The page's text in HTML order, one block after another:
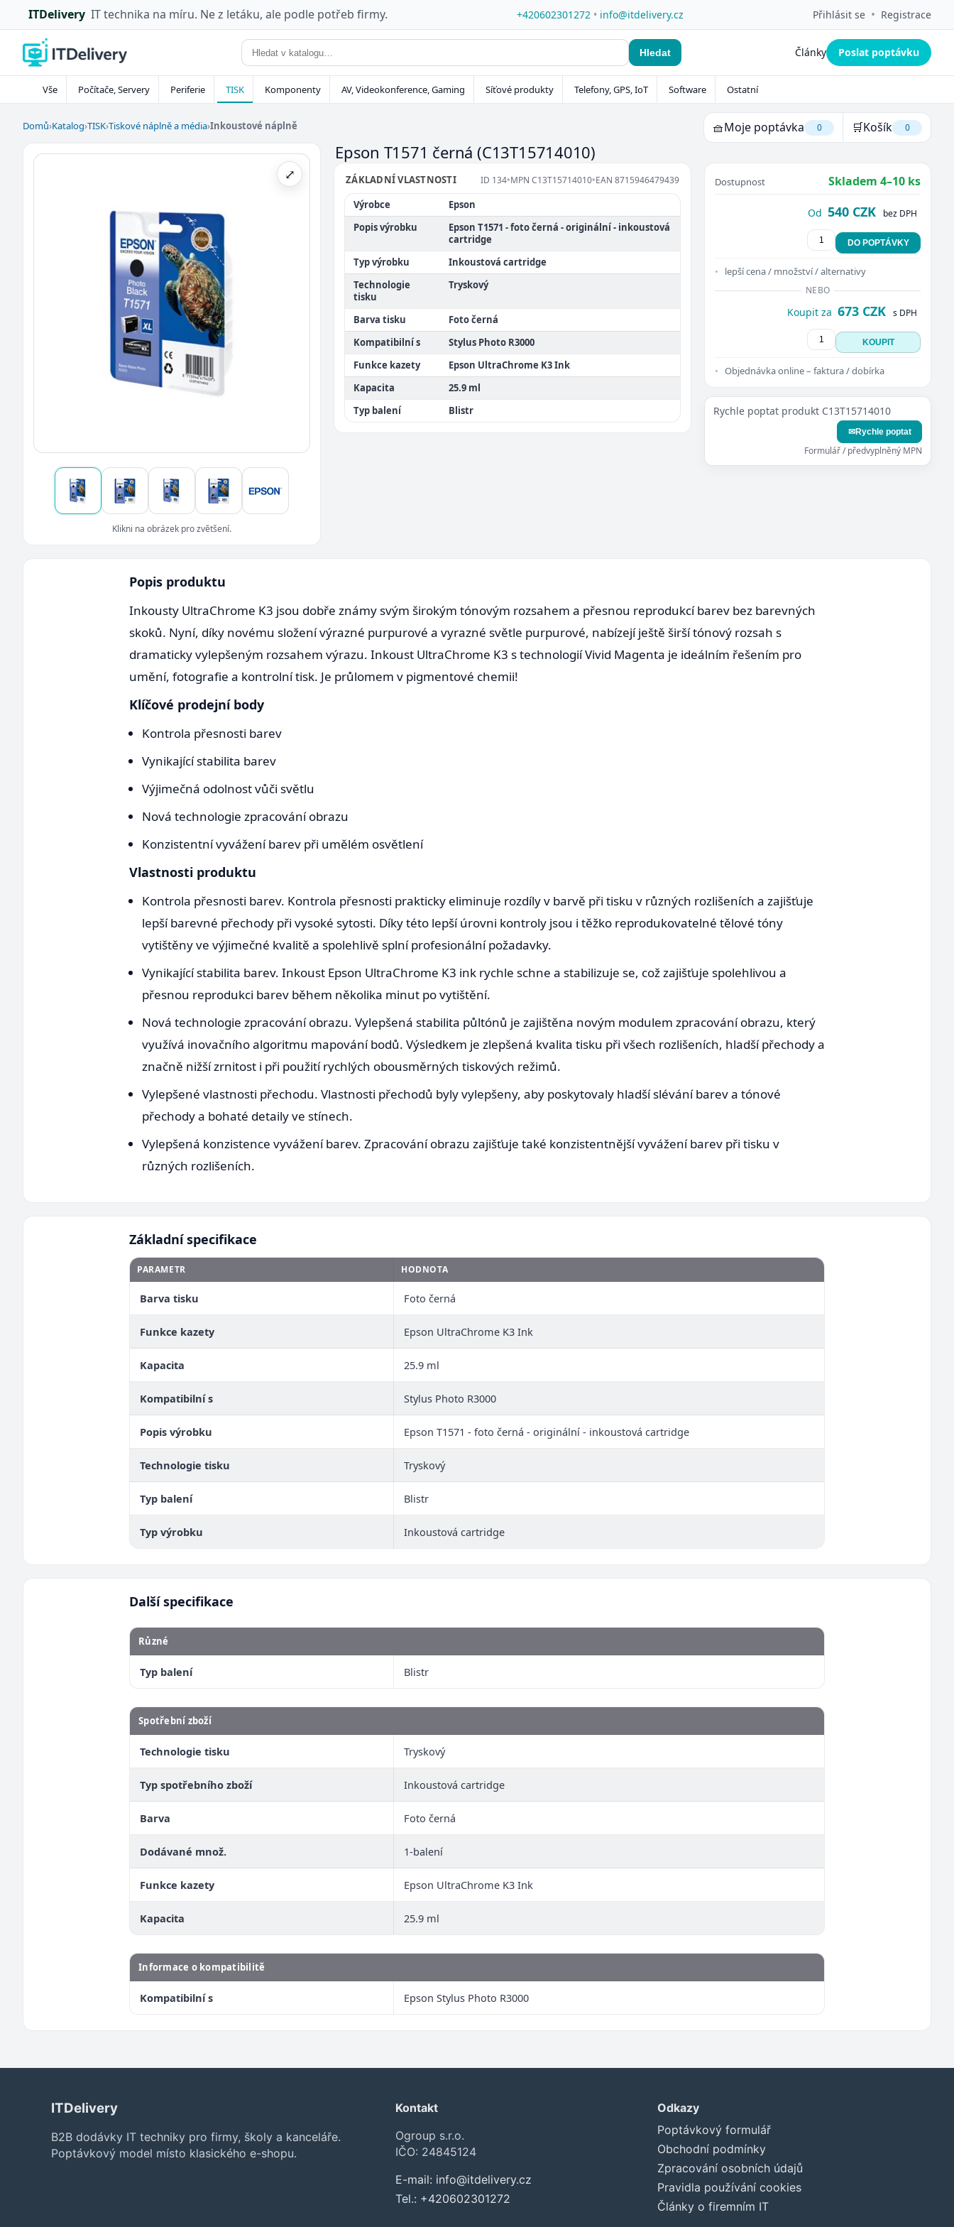
ITDelivery IT technika na míru. Ne z letáku, ale podle potřeb firmy. +420602301272 • info@itdelivery.cz Přihlásit se • Registrace
Hledat Články Poslat poptávku
Vše Počítače, Servery Periferie TISK Komponenty AV, Videokonference, Gaming Síťové produkty Telefony, GPS, IoT Software Ostatní
Domů›Katalog›TISK›Tiskové náplně a média›Inkoustové náplně 🧺Moje poptávka 0 🛒Košík 0
⤢
Klikni na obrázek pro zvětšení.
Epson T1571 černá(C13T15714010)
ZÁKLADNÍ VLASTNOSTI ID 134•MPN C13T15714010•EAN 8715946479439
Výrobce
Epson
Popis výrobku
Epson T1571 - foto černá - originální - inkoustová
cartridge
Typ výrobku
Inkoustová cartridge
Technologie
tisku
Tryskový
Barva tisku
Foto černá
Kompatibilní s
Stylus Photo R3000
Funkce kazety
Epson UltraChrome K3 Ink
Kapacita
25.9 ml
Typ balení
Blistr
Dostupnost Skladem 4–10 ks
Od 540 CZK bez DPH
DO POPTÁVKY
lepší cena / množství / alternativy
NEBO
Koupit za 673 CZK s DPH
KOUPIT
Objednávka online – faktura / dobírka
Rychle poptat produkt C13T15714010
✉Rychle poptat
Formulář / předvyplněný MPN
Popis produktu
Inkousty UltraChrome K3 jsou dobře známy svým širokým tónovým rozsahem a přesnou reprodukcí barev bez barevných
skoků. Nyní, díky novému složení výrazné purpurové a vyrazné světle purpurové, nabízejí ještě širší tónový rozsah s
dramaticky vylepšeným rozsahem výrazu. Inkoust UltraChrome K3 s technologií Vivid Magenta je ideálním řešením pro
umění, fotografie a kontrolní tisk. Je průlomem v pigmentové chemii!
Klíčové prodejní body
Kontrola přesnosti barev
Vynikající stabilita barev
Výjimečná odolnost vůči světlu
Nová technologie zpracování obrazu
Konzistentní vyvážení barev při umělém osvětlení
Vlastnosti produktu
Kontrola přesnosti barev. Kontrola přesnosti prakticky eliminuje rozdíly v barvě při tisku v různých rozlišeních a zajišťuje
lepší barevné přechody při vysoké sytosti. Díky této lepší úrovni kontroly jsou i těžko reprodukovatelné tělové tóny
vytištěny ve výjimečné kvalitě a spolehlivě splní profesionální požadavky.
Vynikající stabilita barev. Inkoust Epson UltraChrome K3 ink rychle schne a stabilizuje se, což zajišťuje spolehlivou a
přesnou reprodukci barev během několika minut po vytištění.
Nová technologie zpracování obrazu. Vylepšená stabilita půltónů je zajištěna novým modulem zpracování obrazu, který
využívá inovačního algoritmu mapování bodů. Výsledkem je zlepšená kvalita tisku při všech rozlišeních, hladší přechody a
značně nižší zrnitost i při použití rychlých obousměrných tiskových režimů.
Vylepšené vlastnosti přechodu. Vlastnosti přechodů byly vylepšeny, aby poskytovaly hladší slévání barev a tónové
přechody a bohaté detaily ve stínech.
Vylepšená konzistence vyvážení barev. Zpracování obrazu zajišťuje také konzistentnější vyvážení barev při tisku v
různých rozlišeních.
Základní specifikace
PARAMETR HODNOTA
Barva tisku Foto černá
Funkce kazety Epson UltraChrome K3 Ink
Kapacita 25.9 ml
Kompatibilní s Stylus Photo R3000
Popis výrobku Epson T1571 - foto černá - originální - inkoustová cartridge
Technologie tisku Tryskový
Typ balení Blistr
Typ výrobku Inkoustová cartridge
Další specifikace
Různé
Typ balení Blistr
Spotřební zboží
Technologie tisku Tryskový
Typ spotřebního zboží Inkoustová cartridge
Barva Foto černá
Dodávané množ. 1-balení
Funkce kazety Epson UltraChrome K3 Ink
Kapacita 25.9 ml
Informace o kompatibilitě
Kompatibilní s Epson Stylus Photo R3000
ITDelivery
B2B dodávky IT techniky pro firmy, školy a kanceláře.
Poptávkový model místo klasického e-shopu.
Kontakt
Ogroup s.r.o.
IČO: 24845124
E-mail: info@itdelivery.cz
Tel.: +420602301272
Odkazy
Poptávkový formulář
Obchodní podmínky
Zpracování osobních údajů
Pravidla používání cookies
Články o firemním IT